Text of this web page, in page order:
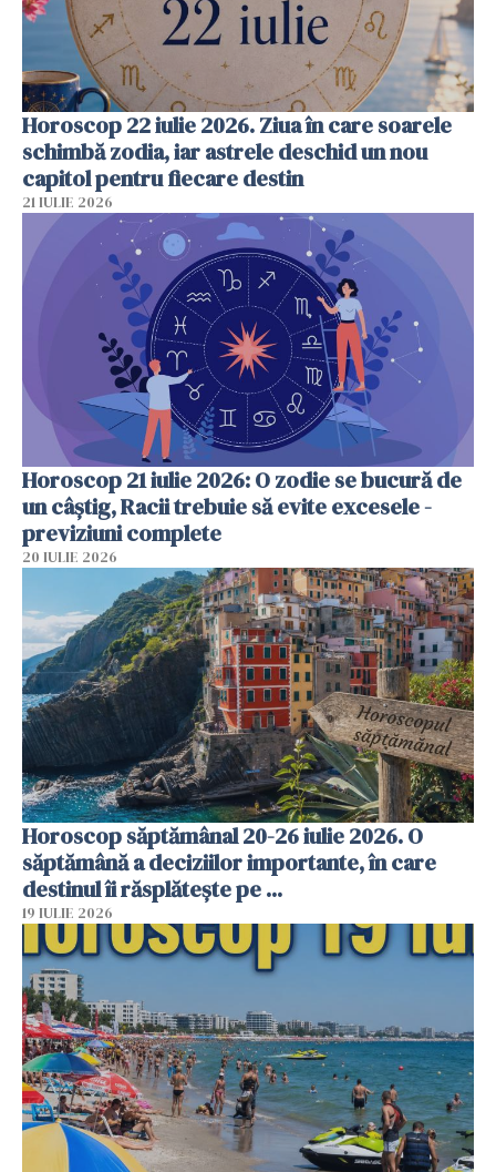
Horoscop 22 iulie 2026. Ziua în care soarele
schimbă zodia, iar astrele deschid un nou
capitol pentru fiecare destin
21 IULIE 2026
Horoscop 21 iulie 2026: O zodie se bucură de
un câștig, Racii trebuie să evite excesele -
previziuni complete
20 IULIE 2026
Horoscop săptămânal 20-26 iulie 2026. O
săptămână a deciziilor importante, în care
destinul îi răsplătește pe ...
19 IULIE 2026